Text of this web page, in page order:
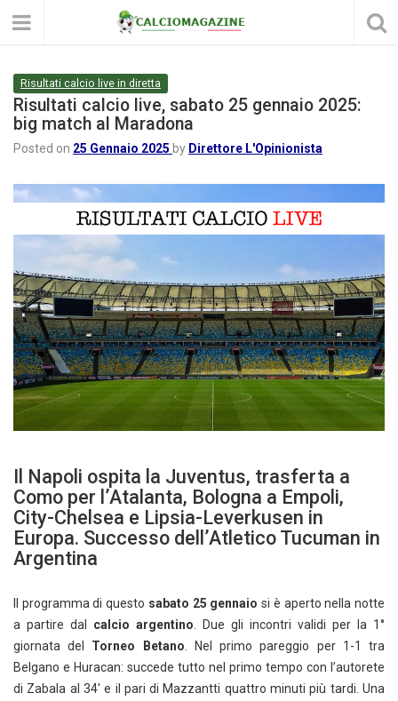
Risultati calcio live in diretta
Risultati calcio live, sabato 25 gennaio 2025:
big match al Maradona
Posted on 25 Gennaio 2025 by Direttore L'Opinionista
Il Napoli ospita la Juventus, trasferta a
Como per l’Atalanta, Bologna a Empoli,
City-Chelsea e Lipsia-Leverkusen in
Europa. Successo dell’Atletico Tucuman in
Argentina
Il programma di questo sabato 25 gennaiosi è aperto nella notte
a partire dal calcio argentino. Due gli incontri validi per la 1°
giornata del Torneo Betano. Nel primo pareggio per 1-1 tra
Belgano e Huracan: succede tutto nel primo tempo con l’autorete
di Zabala al 34′ e il pari di Mazzantti quattro minuti più tardi. Una